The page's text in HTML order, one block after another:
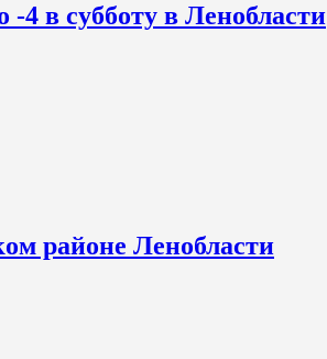
4 в субботу в Ленобласти
районе Ленобласти